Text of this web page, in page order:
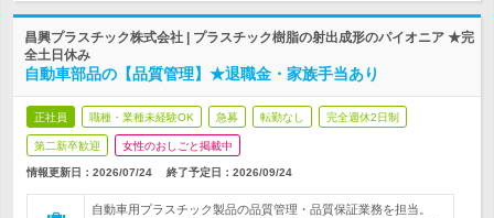
昌興プラスチック株式会社 | プラスチック樹脂の射出成形のパイオニア ★完
全土日休み
自動車部品の【品質管理】★退職金・家族手当あり
正社員 職種・業種未経験OK 急募 転勤なし 完全週休2日制
第二新卒歓迎 女性のおしごと掲載中
情報更新日：2026/07/24 終了予定日： 2026/09/24
自動車用プラスチック製品の品質管理・品質保証業務を担当。